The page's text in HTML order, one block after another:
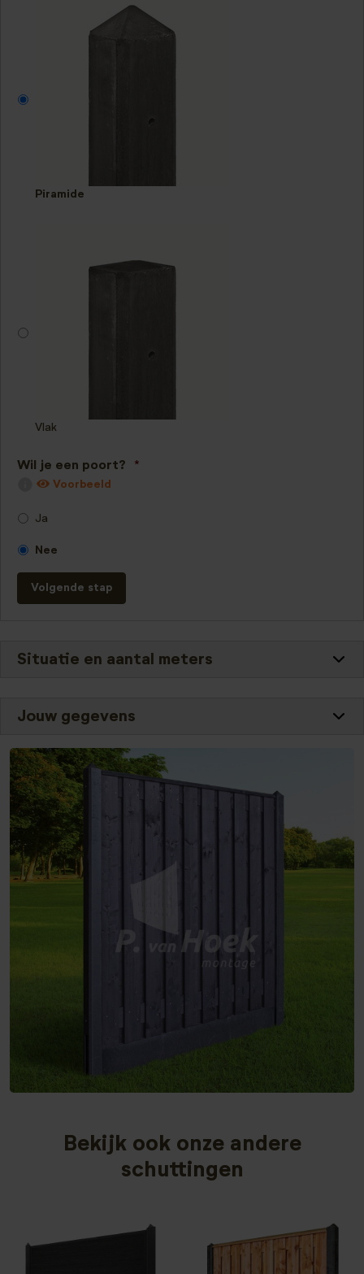
Piramide
Vlak
Wil je een poort? *
Voorbeeld
Ja
Nee
Volgende stap
Situatie en aantal meters
Jouw gegevens
Bekijk ook onze andere
schuttingen